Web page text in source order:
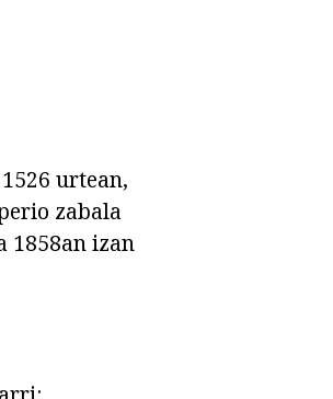
urtean,
zabala
1858an izan